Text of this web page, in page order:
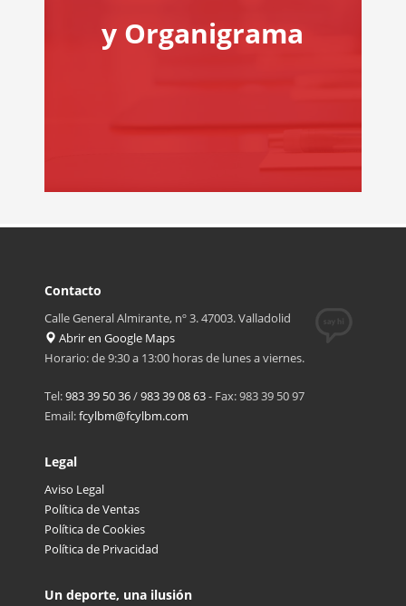
y Organigrama
Contacto
Calle General Almirante, nº 3. 47003. Valladolid
Abrir en Google Maps
Horario: de 9:30 a 13:00 horas de lunes a viernes.
Tel:983 39 50 36/983 39 08 63- Fax: 983 39 50 97
Email:fcylbm@fcylbm.com
Legal
Aviso Legal
Política de Ventas
Política de Cookies
Política de Privacidad
Un deporte, una ilusión